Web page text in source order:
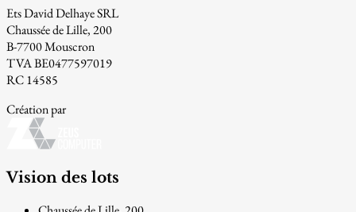
Ets David Delhaye SRL
Chaussée de Lille, 200
B-7700 Mouscron
TVA BE0477597019
RC 14585
Création par
Vision des lots